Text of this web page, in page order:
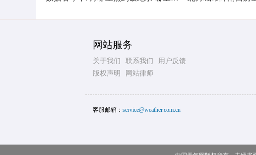
网站服务
关于我们 联系我们
用户反馈
版权声明
网站律师
客服邮箱： service@weather.com.cn